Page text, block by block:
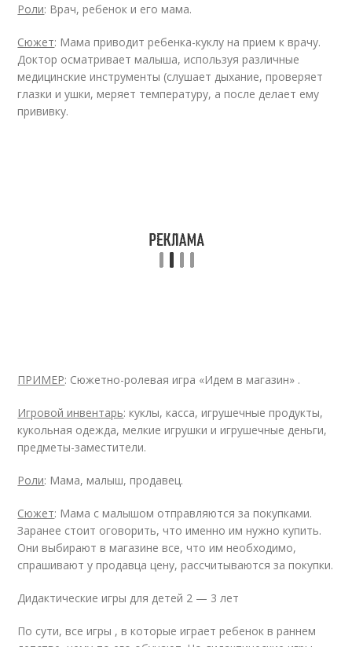
Роли: Врач, ребенок и его мама.
Сюжет: Мама приводит ребенка-куклу на прием к врачу.
Доктор осматривает малыша, используя различные
медицинские инструменты (слушает дыхание, проверяет
глазки и ушки, меряет температуру, а после делает ему
прививку.
ПРИМЕР: Сюжетно-ролевая игра «Идем в магазин» .
Игровой инвентарь: куклы, касса, игрушечные продукты,
кукольная одежда, мелкие игрушки и игрушечные деньги,
предметы-заместители.
Роли: Мама, малыш, продавец.
Сюжет: Мама с малышом отправляются за покупками.
Заранее стоит оговорить, что именно им нужно купить.
Они выбирают в магазине все, что им необходимо,
спрашивают у продавца цену, рассчитываются за покупки.
Дидактические игры для детей 2 — 3 лет
По сути, все игры , в которые играет ребенок в раннем